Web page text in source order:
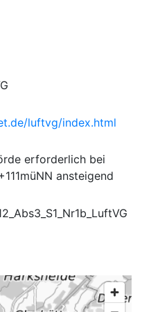
luftvg/index.html
erforderlich bei
ansteigend